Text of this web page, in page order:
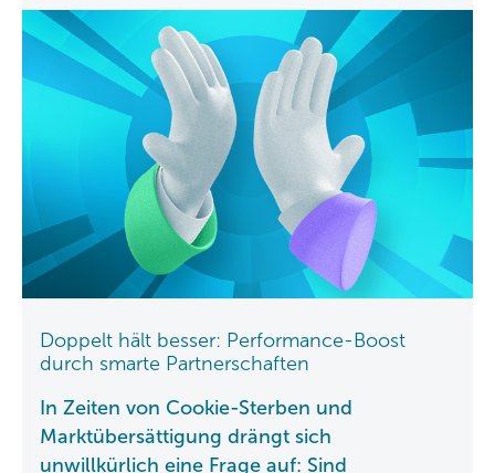
Doppelt hält besser: Performance-Boost
durch smarte Partnerschaften
In Zeiten von Cookie-Sterben und
Marktübersättigung drängt sich
unwillkürlich eine Frage auf: Sind